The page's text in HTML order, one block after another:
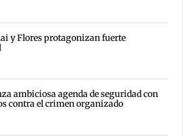
y Flores protagonizan fuerte
ambiciosa agenda de seguridad con
contra el crimen organizado